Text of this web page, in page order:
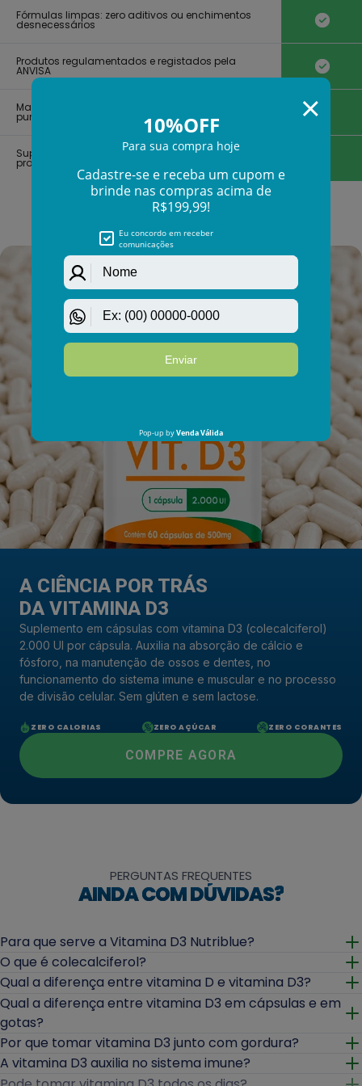
Fórmulas limpas: zero aditivos ou enchimentos
desnecessários
Produtos regulamentados e registados pela
ANVISA
Matérias-primas selecionadas de altíssima
pureza
Suporte e desenvolvimento guiado por
profissionais da saúde
A CIÊNCIA POR TRÁS
DA VITAMINA D3
Suplemento em cápsulas com vitamina D3 (colecalciferol)
2.000 UI por cápsula. Auxilia na absorção de cálcio e
fósforo, na manutenção de ossos e dentes, no
funcionamento do sistema imune e muscular e no processo
de divisão celular. Sem glúten e sem lactose.
ZERO CALORIAS ZERO AÇÚCAR ZERO CORANTES
COMPRE AGORA
PERGUNTAS FREQUENTES
AINDA COM DÚVIDAS?
Para que serve a Vitamina D3 Nutriblue?
Abrir
O que é colecalciferol?
Abrir
Qual a diferença entre vitamina D e vitamina D3?
Abrir
Qual a diferença entre vitamina D3 em cápsulas e em
gotas?
Abrir
Por que tomar vitamina D3 junto com gordura?
Abrir
A vitamina D3 auxilia no sistema imune?
Abrir